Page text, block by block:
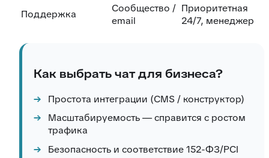
Поддержка
Сообщество /
email
Приоритетная
24/7, менеджер
Как выбрать чат для бизнеса?
Простота интеграции (CMS / конструктор)
Масштабируемость — справится с ростом
трафика
Безопасность и соответствие 152-ФЗ/PCI